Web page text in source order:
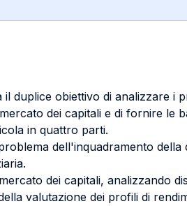
duplice obiettivo di analizzare i
dei capitali e di fornire le
in quattro parti.
dell'inquadramento della
dei capitali, analizzando
valutazione dei profili di